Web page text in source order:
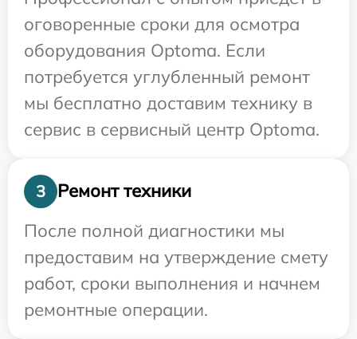
оговоренные сроки для осмотра
оборудования Optoma. Если
потребуется углубленный ремонт
мы бесплатно доставим технику в
сервис в сервисный центр Optoma.
3
Ремонт техники
После полной диагностики мы
предоставим на утверждение смету
работ, сроки выполнения и начнем
ремонтные операции.